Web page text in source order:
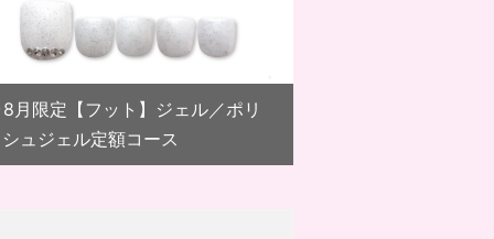
8月限定【フット】ジェル／ポリ
ュジェル定額コース